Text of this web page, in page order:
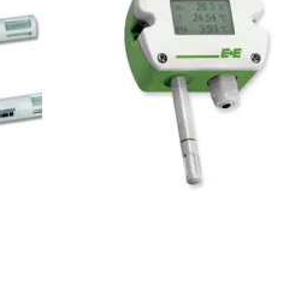
wandmodellen
voor vochtigheid
en temperatuur
(leverbaar tot
september 2026)